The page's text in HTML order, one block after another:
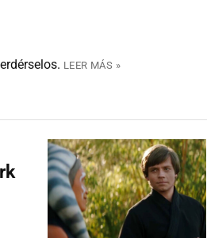
LEER MÁS »